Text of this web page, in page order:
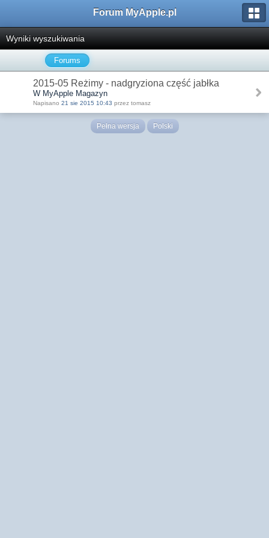
Forum MyApple.pl
Wyniki wyszukiwania
Forums
2015-05 Reżimy - nadgryziona część jabłka
W MyApple Magazyn
Napisano 21 sie 2015 10:43 przez tomasz
Pełna wersja Polski